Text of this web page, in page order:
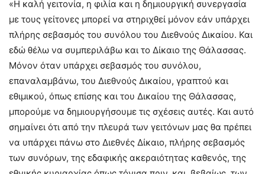
«Η καλή γειτονία, η φιλία και η δημιουργική συνεργασία
με τους γείτονες μπορεί να στηριχθεί μόνον εάν υπάρχει
πλήρης σεβασμός του συνόλου του Διεθνούς Δικαίου. Και
εδώ θέλω να συμπεριλάβω και το Δίκαιο της Θάλασσας.
Μόνον όταν υπάρχει σεβασμός του συνόλου,
επαναλαμβάνω, του Διεθνούς Δικαίου, γραπτού και
εθιμικού, όπως επίσης και του Δικαίου της Θάλασσας,
μπορούμε να δημιουργήσουμε τις σχέσεις αυτές. Και αυτό
σημαίνει ότι από την πλευρά των γειτόνων μας θα πρέπει
να υπάρχει πάνω στο Διεθνές Δίκαιο, πλήρης σεβασμός
των συνόρων, της εδαφικής ακεραιότητας καθενός, της